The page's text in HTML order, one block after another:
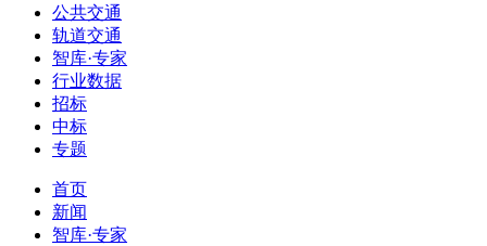
公共交通
轨道交通
智库·专家
行业数据
招标
中标
专题
首页
新闻
智库·专家